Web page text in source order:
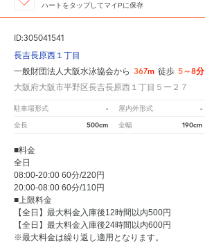
ハートをタップしてマイPに保存
ID:305041541
長吉長原西１丁目
一般財団法人大阪水泳協会から 367m 徒歩 5～8分
大阪府大阪市平野区長吉長原西１丁目５ー２７
駐車場形式 - 屋内外形式 -
全長 500cm 全幅 190cm
■料金
全日
08:00-20:00 60分/220円
20:00-08:00 60分/110円
■上限料金
【全日】最大料金入庫後12時間以内500円
【全日】最大料金入庫後24時間以内600円
※最大料金は繰り返し適用となります。